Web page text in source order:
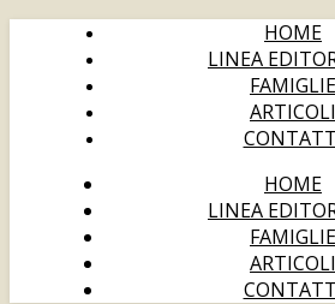
HOME
LINEA
FAMIGLIE
ARTICOLI
HOME
LINEA
FAMIGLIE
ARTICOLI